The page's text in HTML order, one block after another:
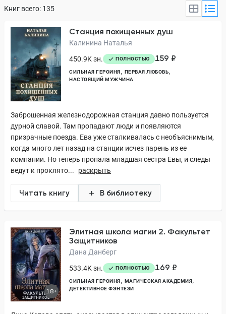
Книг всего: 135
Станция похищенных душ
Калинина Наталья
450.9K зн.
ПОЛНОСТЬЮ 159 ₽
СИЛЬНАЯ ГЕРОИНЯ
ПЕРВАЯ ЛЮБОВЬ
НАСТОЯЩИЙ МУЖЧИНА
Заброшенная железнодорожная станция давно пользуется
дурной славой. Там пропадают люди и появляются
призрачные поезда. Ева уже сталкивалась с необъяснимым,
когда много лет назад на станции исчез парень из ее
компании. Но теперь пропала младшая сестра Евы, и следы
ведут к проклято...
раскрыть
Читать книгу В библиотеку
18+
Элитная школа магии 2. Факультет
Защитников
Дана Данберг
533.4K зн.
ПОЛНОСТЬЮ 169 ₽
СИЛЬНАЯ ГЕРОИНЯ
МАГИЧЕСКАЯ АКАДЕМИЯ
ДЕТЕКТИВНОЕ ФЭНТЕЗИ